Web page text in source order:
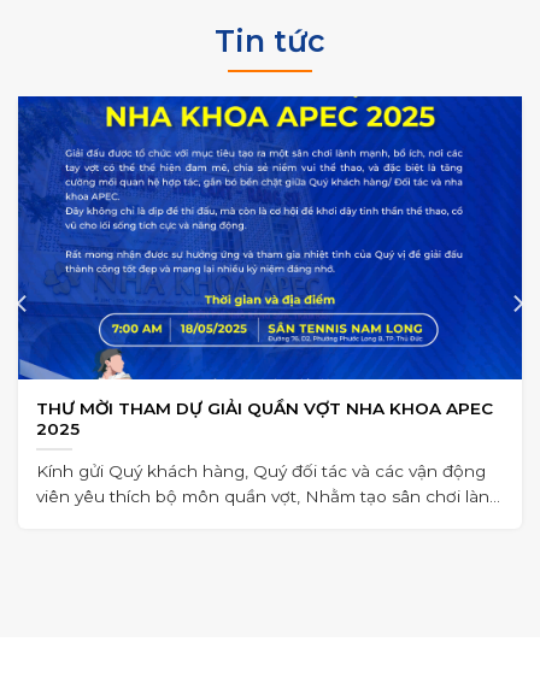
Tin tức
THƯ MỜI THAM DỰ GIẢI QUẦN VỢT NHA KHOA APEC
2025
Kính gửi Quý khách hàng, Quý đối tác và các vận động
viên yêu thích bộ môn quần vợt, Nhằm tạo sân chơi lành